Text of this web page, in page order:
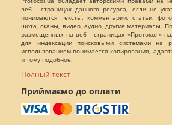
веб - страницах данного ресурса, если не
понимаются тексты, комментарии, статьи,
шота, сканы, видео, аудио, другие материалы.
размещенных на веб - страницах «Протокол»
для индексации поисковыми системами на
использованием понимается копирования,
и тому подобное.
Полный текст
Приймаємо до оплати